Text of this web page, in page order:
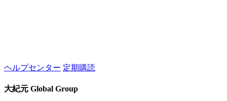
ヘルプセンター 定期購読
大紀元 Global Group